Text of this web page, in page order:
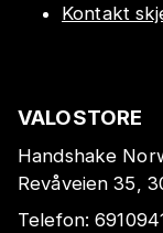
Kontakt
VALOSTORE
Handshake
Revåveien 35,
Telefon: